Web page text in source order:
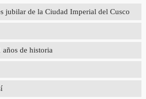
jubilar de la Ciudad Imperial del Cusco
de historia